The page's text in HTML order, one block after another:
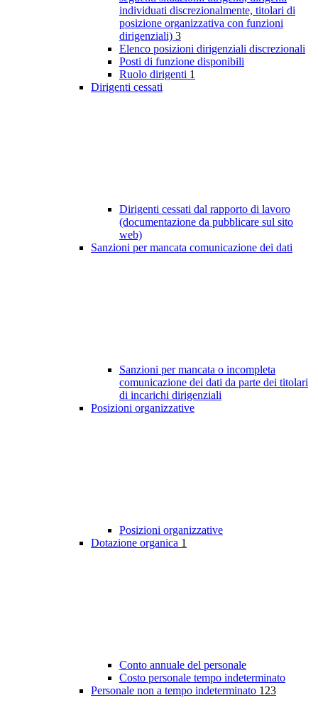
individuati discrezionalmente, titolari di
posizione organizzativa con funzioni
dirigenziali) 3
Elenco posizioni dirigenziali discrezionali
Posti di funzione disponibili
Ruolo dirigenti 1
Dirigenti cessati
Dirigenti cessati dal rapporto di lavoro
(documentazione da pubblicare sul sito
web)
Sanzioni per mancata comunicazione dei dati
Sanzioni per mancata o incompleta
comunicazione dei dati da parte dei titolari
di incarichi dirigenziali
Posizioni organizzative
Posizioni organizzative
Dotazione organica 1
Conto annuale del personale
Costo personale tempo indeterminato
Personale non a tempo indeterminato 123